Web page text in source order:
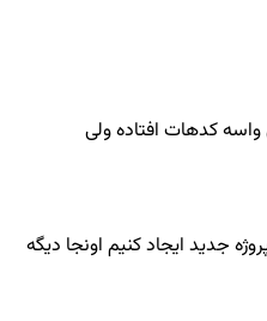
کدهات افتاده ولی
جدید ایجاد کنیم اونجا دیگه